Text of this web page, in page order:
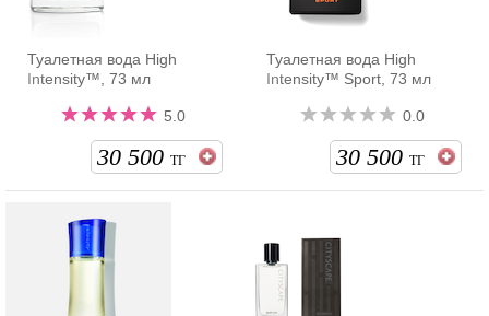
Туалетная вода High
Intensity™, 73 мл
5.0
30 500 ТГ
Туалетная вода High
Intensity™ Sport, 73 мл
0.0
30 500 ТГ